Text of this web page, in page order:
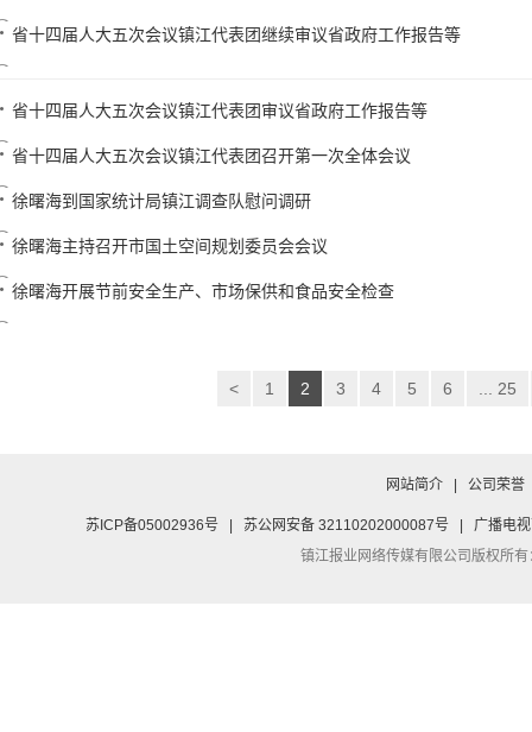
省十四届人大五次会议镇江代表团继续审议省政府工作报告等
省十四届人大五次会议镇江代表团审议省政府工作报告等
省十四届人大五次会议镇江代表团召开第一次全体会议
徐曙海到国家统计局镇江调查队慰问调研
徐曙海主持召开市国土空间规划委员会会议
徐曙海开展节前安全生产、市场保供和食品安全检查
< 1 2 3 4 5 6 ... 25
网站简介 公司荣誉
苏ICP备05002936号 苏公网安备 32110202000087号
广播电
镇江报业网络传媒有限公司版权所